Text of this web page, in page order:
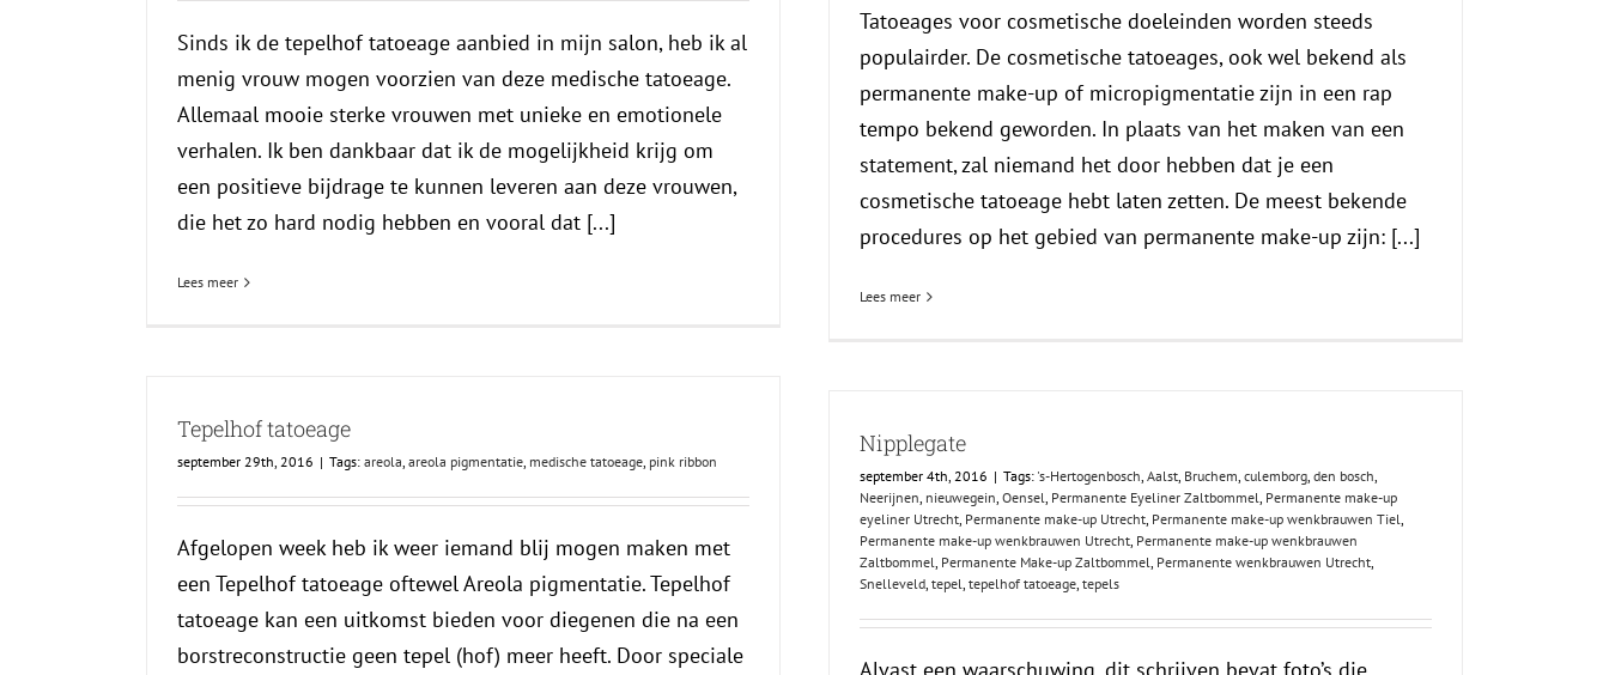
Sinds ik de tepelhof tatoeage aanbied in mijn salon, heb ik al
menig vrouw mogen voorzien van deze medische tatoeage.
Allemaal mooie sterke vrouwen met unieke en emotionele
verhalen. Ik ben dankbaar dat ik de mogelijkheid krijg om
een positieve bijdrage te kunnen leveren aan deze vrouwen,
die het zo hard nodig hebben en vooral dat [...]
Lees meer
Tatoeages voor cosmetische doeleinden worden steeds
populairder. De cosmetische tatoeages, ook wel bekend als
permanente make-up of micropigmentatie zijn in een rap
tempo bekend geworden. In plaats van het maken van een
statement, zal niemand het door hebben dat je een
cosmetische tatoeage hebt laten zetten. De meest bekende
procedures op het gebied van permanente make-up zijn: [...]
Lees meer
Tepelhof tatoeage
september 29th, 2016 | Tags: areola, areola pigmentatie, medische tatoeage, pink ribbon
Afgelopen week heb ik weer iemand blij mogen maken met
een Tepelhof tatoeage oftewel Areola pigmentatie. Tepelhof
tatoeage kan een uitkomst bieden voor diegenen die na een
borstreconstructie geen tepel (hof) meer heeft. Door speciale
Nipplegate
september 4th, 2016 | Tags: 's-Hertogenbosch, Aalst, Bruchem, culemborg, den bosch,
Neerijnen, nieuwegein, Oensel, Permanente Eyeliner Zaltbommel, Permanente make-up
eyeliner Utrecht, Permanente make-up Utrecht, Permanente make-up wenkbrauwen Tiel,
Permanente make-up wenkbrauwen Utrecht, Permanente make-up wenkbrauwen
Zaltbommel, Permanente Make-up Zaltbommel, Permanente wenkbrauwen Utrecht,
Snelleveld, tepel, tepelhof tatoeage, tepels